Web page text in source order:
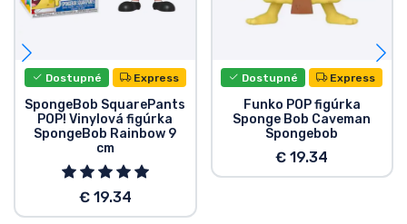
Dostupné Express
SpongeBob SquarePants
POP! Vinylová figúrka
SpongeBob Rainbow 9
cm
€ 19.34
Dostupné Express
Funko POP figúrka
Sponge Bob Caveman
Spongebob
€ 19.34